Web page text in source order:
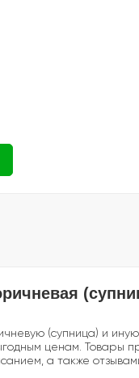
(супница) и
ценам. Товары
а также